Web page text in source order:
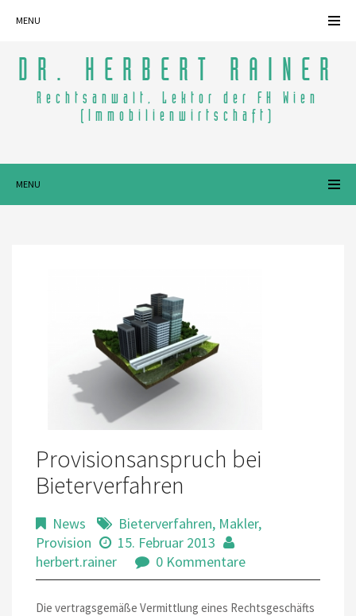
MENU
DR. HERBERT RAINER
Rechtsanwalt, Lektor der FH Wien
(Immobilienwirtschaft)
MENU
Provisionsanspruch bei
Bieterverfahren
News Bieterverfahren, Makler,
Provision
15. Februar 2013
herbert.rainer
0 Kommentare
Die vertragsgemäße Vermittlung eines Rechtsgeschäfts